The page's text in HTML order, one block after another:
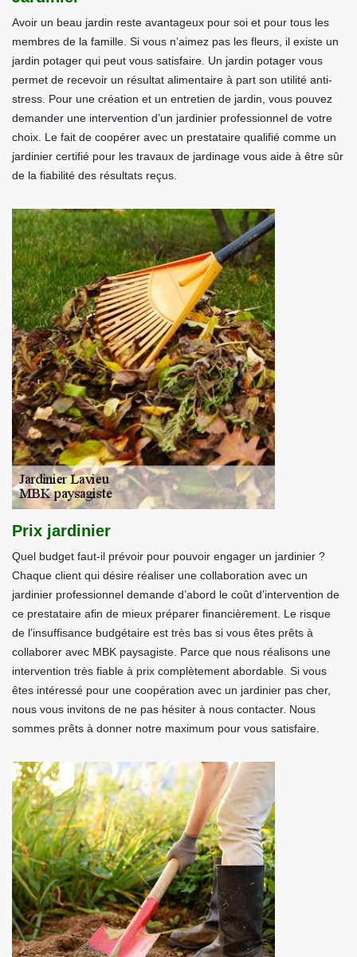
Avoir un beau jardin reste avantageux pour soi et pour tous les
membres de la famille. Si vous n’aimez pas les fleurs, il existe un
jardin potager qui peut vous satisfaire. Un jardin potager vous
permet de recevoir un résultat alimentaire à part son utilité anti-
stress. Pour une création et un entretien de jardin, vous pouvez
demander une intervention d’un jardinier professionnel de votre
choix. Le fait de coopérer avec un prestataire qualifié comme un
jardinier certifié pour les travaux de jardinage vous aide à être sûr
de la fiabilité des résultats reçus.
Prix jardinier
Quel budget faut-il prévoir pour pouvoir engager un jardinier ?
Chaque client qui désire réaliser une collaboration avec un
jardinier professionnel demande d’abord le coût d’intervention de
ce prestataire afin de mieux préparer financièrement. Le risque
de l’insuffisance budgétaire est très bas si vous êtes prêts à
collaborer avec MBK paysagiste. Parce que nous réalisons une
intervention très fiable à prix complètement abordable. Si vous
êtes intéressé pour une coopération avec un jardinier pas cher,
nous vous invitons de ne pas hésiter à nous contacter. Nous
sommes prêts à donner notre maximum pour vous satisfaire.